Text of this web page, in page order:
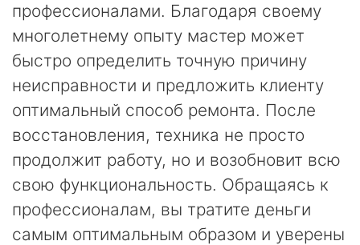
профессионалами. Благодаря своему
многолетнему опыту мастер может
быстро определить точную причину
неисправности и предложить клиенту
оптимальный способ ремонта. После
восстановления, техника не просто
продолжит работу, но и возобновит всю
свою функциональность. Обращаясь к
профессионалам, вы тратите деньги
самым оптимальным образом и уверены